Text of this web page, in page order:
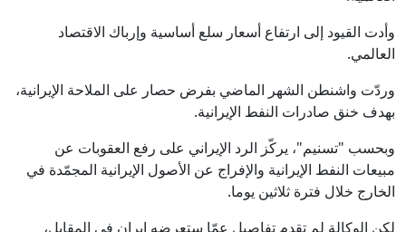
وأدت القيود إلى ارتفاع أسعار سلع أساسية وإرباك الاقتصاد
العالمي.
وردّت واشنطن الشهر الماضي بفرض حصار على الملاحة الإيرانية،
بهدف خنق صادرات النفط الإيرانية.
وبحسب "تسنيم"، يركّز الرد الإيراني على رفع العقوبات عن
مبيعات النفط الإيرانية والإفراج عن الأصول الإيرانية المجمّدة في
الخارج خلال فترة ثلاثين يوما.
لكن الوكالة لم تقدم تفاصيل عمّا ستعرضه إيران في المقابل،